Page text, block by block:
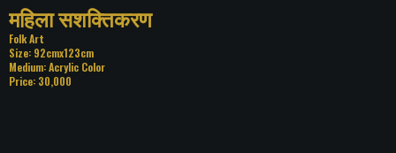
Title: महिला सशक्तिकरण
Category: Folk Art
Size: 92cmx123cm
Medium: Acrylic Color
Price: 30,000